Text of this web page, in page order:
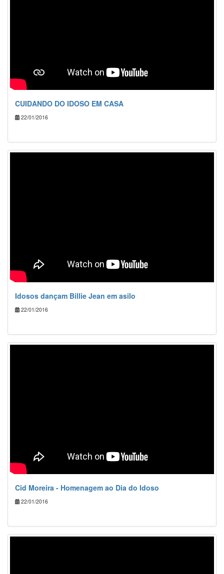
CUIDANDO DO IDOSO EM CASA
22/01/2016
Idosos dançam Billie Jean em asilo
22/01/2016
Cid Moreira - Homenagem ao Dia do Idoso
22/01/2016